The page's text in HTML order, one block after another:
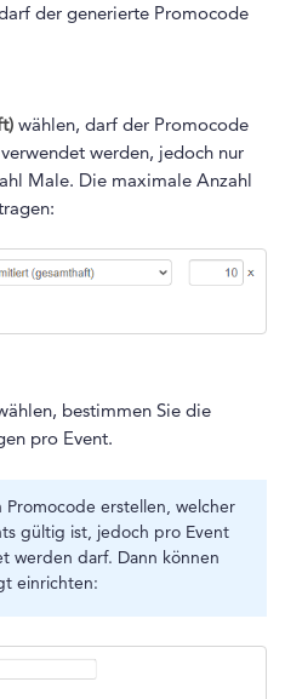
der generierte Promocode
wählen, darf der Promocode
werden, jedoch nur
Male. Die maximale Anzahl
bestimmen Sie die
pro Event.
Promocode erstellen, welcher
gültig ist, jedoch pro Event
werden darf. Dann können
einrichten: